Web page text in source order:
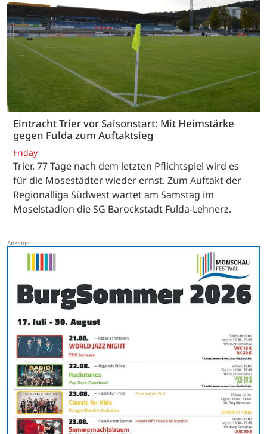
Eintracht Trier vor Saisonstart: Mit Heimstärke
gegen Fulda zum Auftaktsieg
Friday
Trier. 77 Tage nach dem letzten Pflichtspiel wird es
für die Mosestädter wieder ernst. Zum Auftakt der
Regionalliga Südwest wartet am Samstag im
Moselstadion die SG Barockstadt Fulda-Lehnerz.